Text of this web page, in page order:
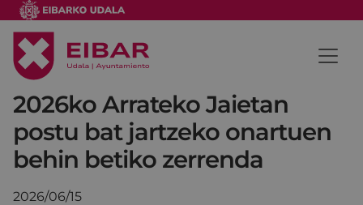
2026ko Arrateko Jaietan
postu bat jartzeko onartuen
behin betiko zerrenda
2026/06/15